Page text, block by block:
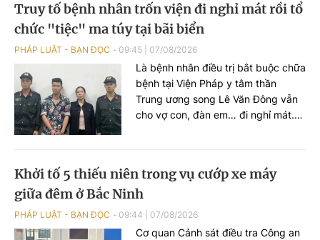
Truy tố bệnh nhân trốn viện đi nghỉ mát rồi tổ
chức "tiệc" ma túy tại bãi biển
PHÁP LUẬT - BẠN ĐỌC 09:45 07/08/2026
Là bệnh nhân điều trị bắt buộc chữa
bệnh tại Viện Pháp y tâm thần
Trung ương song Lê Văn Đông vẫn
cho vợ con, đàn em… đi nghỉ mát.
đã ban hành cáo trạng truy tố Lê
Văn Đông cùng loạt đối tượng...
Khởi tố 5 thiếu niên trong vụ cướp xe máy
giữa đêm ở Bắc Ninh
PHÁP LUẬT - BẠN ĐỌC 09:44 07/08/2026
Cơ quan Cảnh sát điều tra Công an